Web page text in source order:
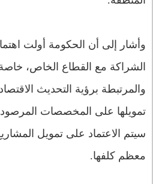
وأشار إلى أن الحكومة أولت
الشراكة مع القطاع الخاص،
والمرتبطة برؤية التحديث
تمويلها على المخصصات
سيتم الاعتماد على تمويل
معظم كلفها.